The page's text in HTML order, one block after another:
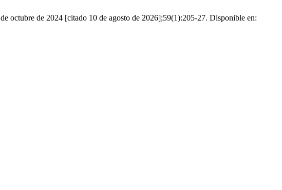
octubre de 2024 [citado 10 de agosto de 2026];59(1):205-27. Disponible en: